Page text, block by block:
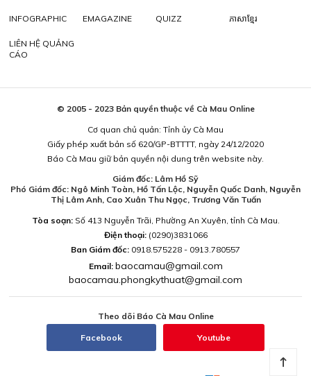
INFOGRAPHIC EMAGAZINE QUIZZ ភាសាខ្មែរ
LIÊN HỆ QUẢNG
CÁO
© 2005 - 2023 Bản quyền thuộc về Cà Mau Online
Cơ quan chủ quản: Tỉnh ủy Cà Mau
Giấy phép xuất bản số 620/GP-BTTTT, ngày 24/12/2020
Báo Cà Mau giữ bản quyền nội dung trên website này.
Giám đốc: Lâm Hồ Sỹ
Phó Giám đốc: Ngô Minh Toàn, Hồ Tấn Lộc, Nguyễn Quốc Danh, Nguyễn
Thị Lâm Anh, Cao Xuân Thu Ngọc, Trương Văn Tuấn
Tòa soạn:Số 413 Nguyễn Trãi, Phường An Xuyên, tỉnh Cà Mau.
Điện thoại: (0290)3831066
Ban Giám đốc: 0918.575228 - 0913.780557
Email: baocamau@gmail.com
baocamau.phongkythuat@gmail.com
Theo dõi Báo Cà Mau Online
Facebook Youtube